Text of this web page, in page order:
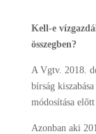
Kell-e
összegben?
A Vgtv. 2018.
bírság
módosítása
Azonban aki